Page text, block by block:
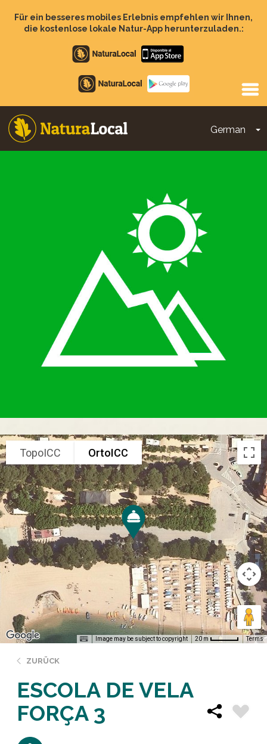
zumFür ein besseres mobiles Erlebnis empfehlen wir Ihnen,
die kostenlose lokale Natur-App herunterzuladen.:
Apple
store
Google
Play
German
Main
TopoICC OrtoICC
Image may be subject to copyright 20 m Terms
ZURÜCK
ESCOLA DE VELA
FORÇA 3